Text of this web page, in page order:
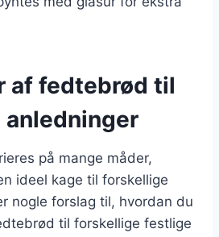
af fedtebrød til
på mange måder,
ideel kage til forskellige
nogle forslag til, hvordan du
til forskellige festlige